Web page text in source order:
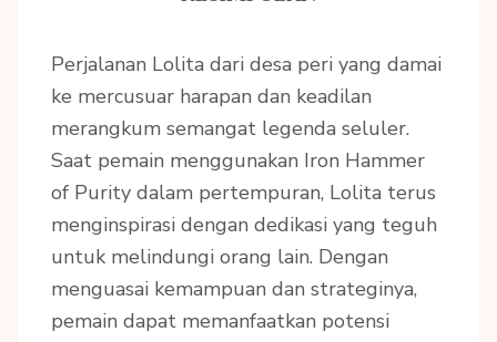
Perjalanan Lolita dari desa peri yang damai
ke mercusuar harapan dan keadilan
merangkum semangat legenda seluler.
Saat pemain menggunakan Iron Hammer
of Purity dalam pertempuran, Lolita terus
menginspirasi dengan dedikasi yang teguh
untuk melindungi orang lain. Dengan
menguasai kemampuan dan strateginya,
pemain dapat memanfaatkan potensi